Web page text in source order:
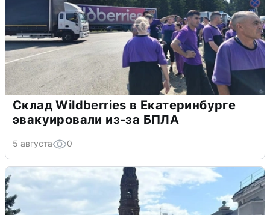
Склад Wildberries в Екатеринбурге
эвакуировали из-за БПЛА
5 августа 0